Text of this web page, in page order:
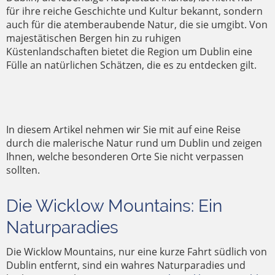
für ihre reiche Geschichte und Kultur bekannt, sondern
auch für die atemberaubende Natur, die sie umgibt. Von
majestätischen Bergen hin zu ruhigen
Küstenlandschaften bietet die Region um Dublin eine
Fülle an natürlichen Schätzen, die es zu entdecken gilt.
In diesem Artikel nehmen wir Sie mit auf eine Reise
durch die malerische Natur rund um Dublin und zeigen
Ihnen, welche besonderen Orte Sie nicht verpassen
sollten.
Die Wicklow Mountains: Ein
Naturparadies
Die Wicklow Mountains, nur eine kurze Fahrt südlich von
Dublin entfernt, sind ein wahres Naturparadies und